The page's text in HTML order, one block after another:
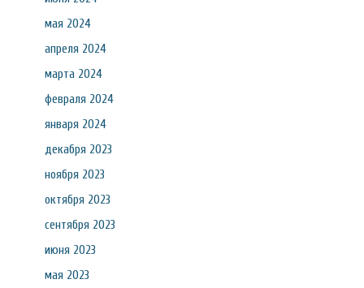
мая 2024
апреля 2024
марта 2024
февраля 2024
января 2024
декабря 2023
ноября 2023
октября 2023
сентября 2023
июня 2023
мая 2023